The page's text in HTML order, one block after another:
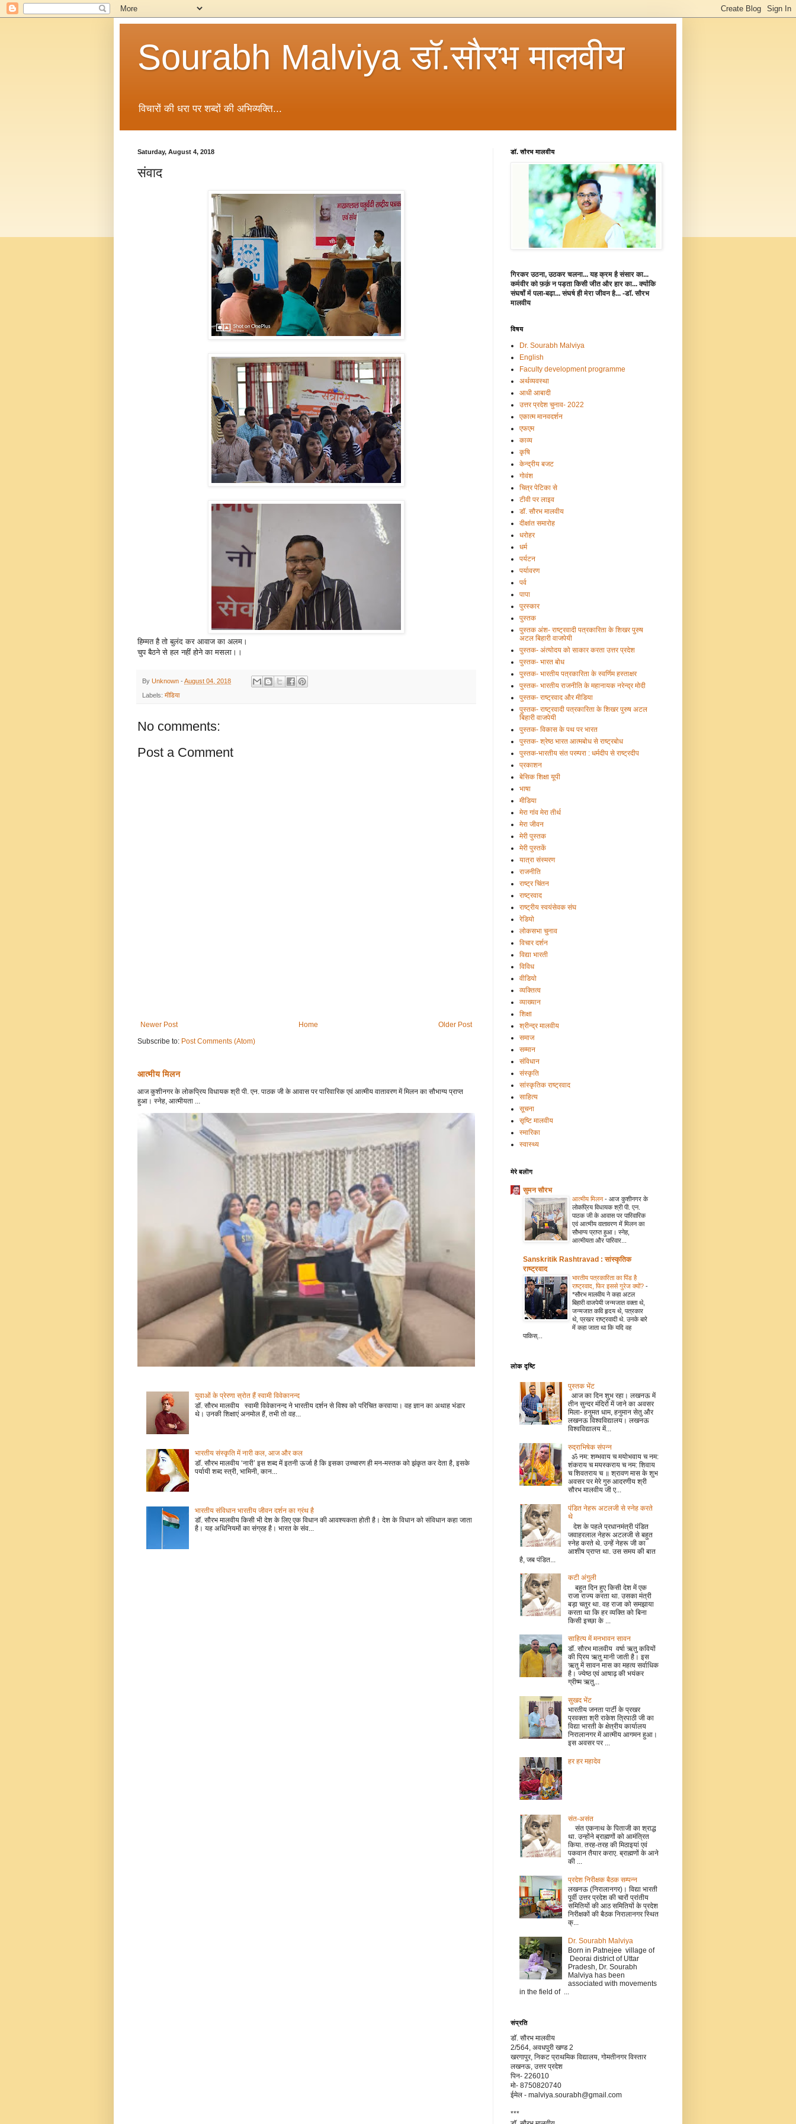
Sourabh Malviya डॉ.सौरभ मालवीय
विचारों की धरा पर शब्दों की अभिव्यक्ति...
Saturday, August 4, 2018
संवाद
हिम्मत है तो बुलंद कर आवाज का अलम।
चुप बैठने से हल नहीं होने का मसला।।
By Unknown - August 04, 2018
Labels: मीडिया
No comments:
Post a Comment
Newer Post Older Post
Home
Subscribe to: Post Comments (Atom)
आत्मीय मिलन
आज कुशीनगर के लोकप्रिय विधायक श्री पी. एन. पाठक जी के आवास पर पारिवारिक एवं आत्मीय वातावरण में मिलन का सौभाग्य प्राप्त
हुआ। स्नेह, आत्मीयता ...
युवाओं के प्रेरणा स्रोत हैं स्वामी विवेकानन्द
डॉ. सौरभ मालवीय स्वामी विवेकानन्द ने भारतीय दर्शन से विश्व को परिचित करवाया। वह ज्ञान का अथाह भंडार
थे। उनकी शिक्षाएं अनमोल हैं, तभी तो वह...
भारतीय संस्कृति में नारी कल, आज और कल
डॉ. सौरभ मालवीय ‘नारी’ इस शब्द में इतनी ऊर्जा है कि इसका उच्चारण ही मन-मस्तक को झंकृत कर देता है, इसके
पर्यायी शब्द स्त्री, भामिनी, कान...
भारतीय संविधान भारतीय जीवन दर्शन का ग्रंथ है
डॉ. सौरभ मालवीय किसी भी देश के लिए एक विधान की आवश्यकता होती है। देश के विधान को संविधान कहा जाता
है। यह अधिनियमों का संग्रह है। भारत के संव...
डॉ. सौरभ मालवीय
गिरकर उठना, उठकर चलना... यह क्रम है संसार का...
कर्मवीर को फ़र्क़ न पड़ता किसी जीत और हार का... क्योंकि
संघर्षों में पला-बढ़ा... संघर्ष ही मेरा जीवन है... -डॉ. सौरभ
मालवीय
विषय
Dr. Sourabh Malviya
English
Faculty development programme
अर्थव्यवस्था
आधी आबादी
उत्तर प्रदेश चुनाव- 2022
एकात्म मानवदर्शन
एफएम
काव्य
कृषि
केन्द्रीय बजट
गोवंश
चित्र पेटिका से
टीवी पर लाइव
डॉ. सौरभ मालवीय
दीक्षांत समारोह
धरोहर
धर्म
पर्यटन
पर्यावरण
पर्व
पापा
पुरस्कार
पुस्तक
पुस्तक अंश- राष्ट्रवादी पत्रकारिता के शिखर पुरुष
अटल बिहारी वाजपेयी
पुस्तक- अंत्योदय को साकार करता उत्तर प्रदेश
पुस्तक- भारत बोध
पुस्तक- भारतीय पत्रकारिता के स्वर्णिम हस्ताक्षर
पुस्तक- भारतीय राजनीति के महानायक नरेन्द्र मोदी
पुस्तक- राष्ट्रवाद और मीडिया
पुस्तक- राष्ट्रवादी पत्रकारिता के शिखर पुरुष अटल
बिहारी वाजपेयी
पुस्तक- विकास के पथ पर भारत
पुस्तक- श्रेष्ठ भारत आत्मबोध से राष्ट्रबोध
पुस्तक-भारतीय संत परम्परा : धर्मदीप से राष्ट्रदीप
प्रकाशन
बेसिक शिक्षा यूपी
भाषा
मीडिया
मेरा गांव मेरा तीर्थ
मेरा जीवन
मेरी पुस्तक
मेरी पुस्तकें
यात्रा संस्मरण
राजनीति
राष्ट्र चिंतन
राष्ट्रवाद
राष्ट्रीय स्वयंसेवक संघ
रेडियो
लोकसभा चुनाव
विचार दर्शन
विद्या भारती
विविध
वीडियो
व्यक्तित्व
व्याख्यान
शिक्षा
श्रीन्द्र मालवीय
समाज
सम्मान
संविधान
संस्कृति
सांस्कृतिक राष्ट्रवाद
साहित्य
सूचना
सृष्टि मालवीय
स्मारिका
स्वास्थ्य
मेरे बलॊग
सुमन सौरभ
आत्मीय मिलन- आज कुशीनगर के
लोकप्रिय विधायक श्री पी. एन.
पाठक जी के आवास पर पारिवारिक
एवं आत्मीय वातावरण में मिलन का
सौभाग्य प्राप्त हुआ। स्नेह,
आत्मीयता और पारिवार...
Sanskritik Rashtravad : सांस्कृतिक
राष्ट्रवाद
भारतीय पत्रकारिता का पिंड है
राष्ट्रवाद, फिर इससे गुरेज क्यों? -
*सौरभ मालवीय ने कहा अटल
बिहारी वाजपेयी जन्मजात वक्ता थे,
जन्मजात कवि हृदय थे, पत्रकार
थे, प्रखर राष्ट्रवादी थे. उनके बारे
में कहा जाता था कि यदि वह
पाकिस्...
लोक दृष्टि
पुस्तक भेंट
आज का दिन शुभ रहा। लखनऊ में
तीन सुन्दर मंदिरों में जाने का अवसर
मिला- हनुमत धाम, हनुमान सेतु और
लखनऊ विश्वविद्यालय। लखनऊ
विश्वविद्यालय में...
रुद्राभिषेक संपन्न
ॐ नम: शम्भवाय च मयोभवाय च नम:
शंकराय च मयस्कराय च नम: शिवाय
च शिवतराय च ॥ श्रावण मास के शुभ
अवसर पर मेरे गुरु आदरणीय श्री
सौरभ मालवीय जी ए...
पंडित नेहरू अटलजी से स्नेह करते
थे
देश के पहले प्रधानमंत्री पंडित
जवाहरलाल नेहरू अटलजी से बहुत
स्नेह करते थे. उन्हें नेहरू जी का
आशीष प्राप्त था. उस समय की बात
है, जब पंडित...
कटी अंगुली
बहुत दिन हुए किसी देश में एक
राजा राज्य करता था. उसका मंत्री
बड़ा चतुर था. वह राजा को समझाया
करता था कि हर व्यक्ति को बिना
किसी इच्छा के ...
साहित्य में मनभावन सावन
डॉ. सौरभ मालवीय वर्षा ऋतु कवियों
की प्रिय ऋतु मानी जाती है। इस
ऋतु में सावन मास का महत्व सर्वाधिक
है। ज्येष्ठ एवं आषाढ़ की भयंकर
ग्रीष्म ऋतु...
सुखद भेंट
भारतीय जनता पार्टी के प्रखर
प्रवक्ता श्री राकेश त्रिपाठी जी का
विद्या भारती के क्षेत्रीय कार्यालय
निरालानगर में आत्मीय आगमन हुआ।
इस अवसर पर ...
हर हर महादेव
संत-असंत
संत एकनाथ के पिताजी का श्राद्ध
था. उन्होंने ब्राह्मणों को आमंत्रित
किया. तरह-तरह की मिठाइयां एवं
पकवान तैयार कराए. ब्राह्मणों के आने
की ...
प्रदेश निरीक्षक बैठक सम्पन्न
लखनऊ (निरालानगर)। विद्या भारती
पूर्वी उत्तर प्रदेश की चारों प्रांतीय
समितियों की आठ समितियों के प्रदेश
निरीक्षकों की बैठक निरालानगर स्थित
क्...
Dr. Sourabh Malviya
Born in Patnejee village of
Deorai district of Uttar
Pradesh, Dr. Sourabh
Malviya has been
associated with movements
in the field of ...
संप्रति
डॉ. सौरभ मालवीय
2/564, अवधपुरी खण्ड 2
खरगापुर, निकट प्राथमिक विद्यालय, गोमतीनगर विस्तार
लखनऊ, उत्तर प्रदेश
पिन- 226010
मो- 8750820740
ईमेल - malviya.sourabh@gmail.com
***